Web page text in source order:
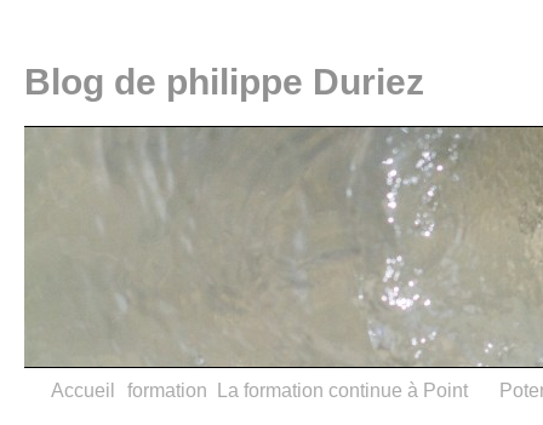
Blog de philippe Duriez
Accueil formation La formation continue à Point